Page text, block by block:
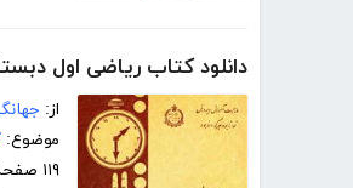
دانلود کتاب ریاضی اول دبستان
از:
موضوع:
۱۱۹ صفحه